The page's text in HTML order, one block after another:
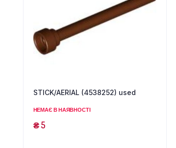
STICK/AERIAL (4538252) used
НЕМАЄ В НАЯВНОСТІ
₴5